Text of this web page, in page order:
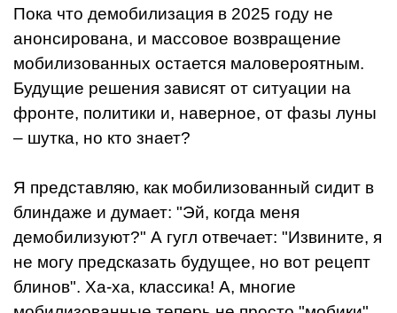
Пока что демобилизация в 2025 году не
анонсирована, и массовое возвращение
мобилизованных остается маловероятным.
Будущие решения зависят от ситуации на
фронте, политики и, наверное, от фазы луны
– шутка, но кто знает?
Я представляю, как мобилизованный сидит в
блиндаже и думает: "Эй, когда меня
демобилизуют?" А гугл отвечает: "Извините, я
не могу предсказать будущее, но вот рецепт
блинов". Ха-ха, классика! А, многие